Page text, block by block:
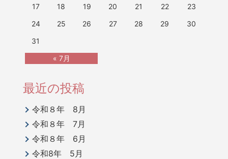
« 7月
17
18 19 20 21 22
23
24
25 26 27 28 29
30
31
最近の投稿
令和８年 8月
令和８年 7月
令和８年 6月
令和8年 5月